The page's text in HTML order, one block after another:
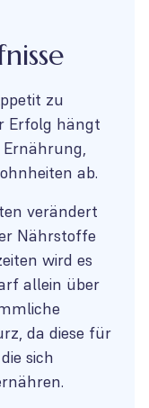
zu
Erfolg hängt
ab.
verändert
Nährstoffe
wird es
allein über
da diese für
sich